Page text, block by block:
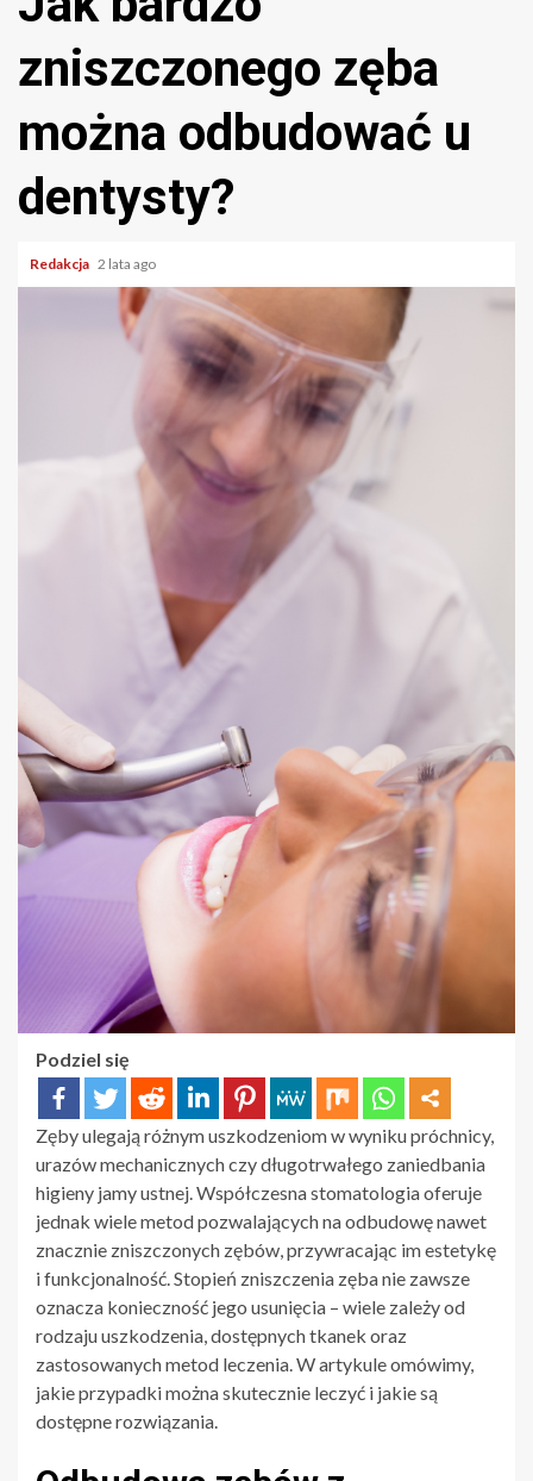
zniszczonego zęba
można odbudować u
dentysty?
Redakcja 2 lata ago
Podziel się
Zęby ulegają różnym uszkodzeniom w wyniku próchnicy,
urazów mechanicznych czy długotrwałego zaniedbania
higieny jamy ustnej. Współczesna stomatologia oferuje
jednak wiele metod pozwalających na odbudowę nawet
znacznie zniszczonych zębów, przywracając im estetykę
i funkcjonalność. Stopień zniszczenia zęba nie zawsze
oznacza konieczność jego usunięcia – wiele zależy od
rodzaju uszkodzenia, dostępnych tkanek oraz
zastosowanych metod leczenia. W artykule omówimy,
jakie przypadki można skutecznie leczyć i jakie są
dostępne rozwiązania.